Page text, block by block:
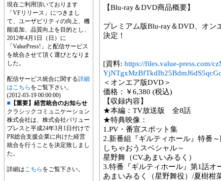
現在ご利用頂いております
「VFリリース」につきまし
て、ユーザビリティの向上、機
能追加、品質向上を目的とし、
2012年4月1日（日）に
「ValuePress!」と配信サービス
を統合させて頂く運びとなりま
した。
配信サービス統合に関する詳細
はこちら をご覧下さい。
(2012-03-19 00:00:00)
■ 【重要】経営統合のお知らせ
クラシックコミュニケーション
株式会社は、株式会社バリュー
プレスと平成24年3月1日付けで
PR総合支援企業に向けた経営
統合を行うことを決定致しまし
た。
詳細はこちら をご覧下さい。
【Blu-ray＆DVD商品概要】
プレミアム版Blu-ray＆DVD、オン
決定！
[資料: https://files.value-press.com/
＜オンエア版DVD＞
価格：￥6,380 (税込)
【収録内容】
★本編：TV放送版 全8話
★特典映像：
1.PV・番宣スポット集
2.新番組『ギルティホール』特番
しちゃおうスペシャル～
星野舞（CV.あまいみるく）
3.特番『ギルティホール』第1話オ
あまいみるく（星野舞役）/夏樹柑